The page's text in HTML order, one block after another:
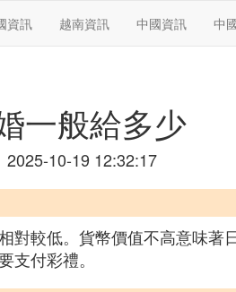
資訊 越南資訊 中國資訊 中
一般給多少
2025-10-19 12:32:17
較低。貨幣價值不高意味
付彩禮。